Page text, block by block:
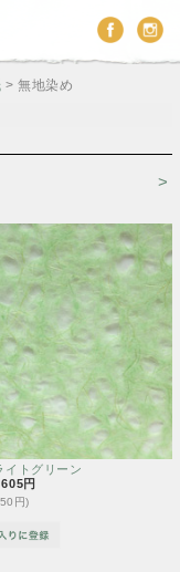
> 無地染め
>
イトグリーン
605円
円)